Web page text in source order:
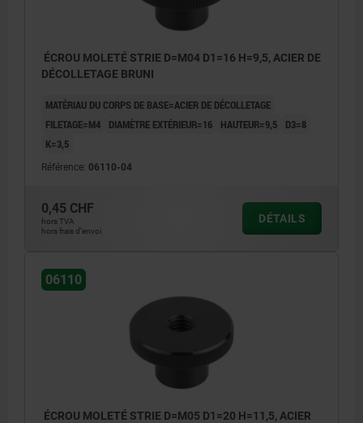
ÉCROU MOLETÉ STRIE D=M04 D1=16 H=9,5, ACIER DE
DÉCOLLETAGE BRUNI
MATÉRIAU DU CORPS DE BASE=ACIER DE DÉCOLLETAGE
FILETAGE=M4
DIAMÈTRE EXTÉRIEUR=16 HAUTEUR=9,5
D3=8
K=3,5
Référence: 06110-04
0,45 CHF
hors TVA
hors frais d’envoi
DÉTAILS
06110
ÉCROU MOLETÉ STRIE D=M05 D1=20 H=11,5, ACIER